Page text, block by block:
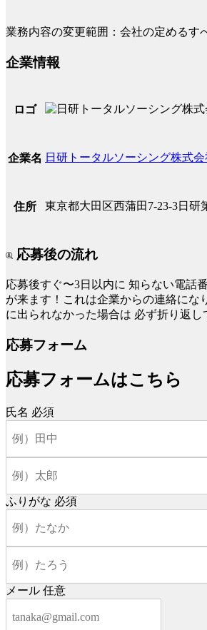
業務内容の変更範囲：会社の定めるす
企業情報
ロゴ
企業名 日研トータルソーシング株式会
住所 東京都大田区西蒲田7-23-3日研
応募後の流れ
応募後すぐ〜3日以内に 知らない電話
が来ます！これは企業からの連絡にな
に出られなかった場合は 必ず折り返し
応募フォーム
応募フォームはこちら
氏名 必須
ふりがな 必須
メール 任意